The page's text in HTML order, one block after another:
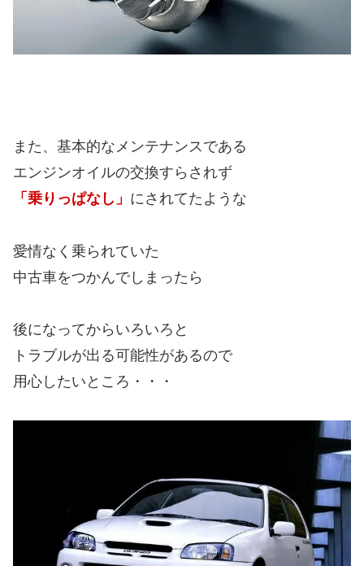
また、基本的なメンテナンスである
エンジンオイルの交換すらされず
「乗りっぱなし」 にされてたような
愛情なく乗られていた
中古車をつかんでしまったら
後になってからいろいろと
トラブルが出る可能性があるので
用心したいところ・・・